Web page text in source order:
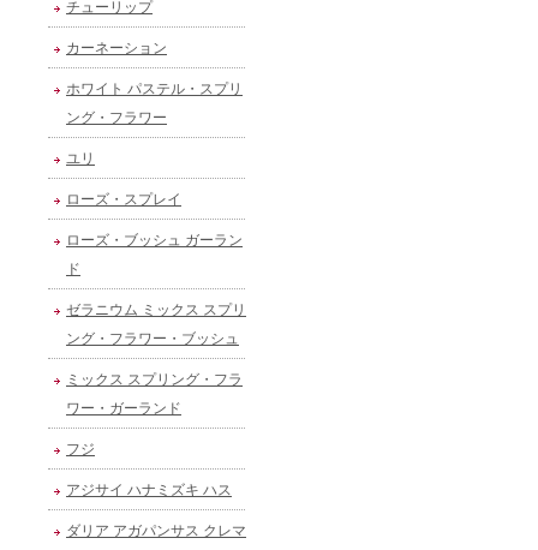
チューリップ
カーネーション
ホワイト パステル・スプリ
ング・フラワー
ユリ
ローズ・スプレイ
ローズ・ブッシュ ガーラン
ド
ゼラニウム ミックス スプリ
ング・フラワー・ブッシュ
ミックス スプリング・フラ
ワー・ガーランド
フジ
アジサイ ハナミズキ ハス
ダリア アガパンサス クレマ